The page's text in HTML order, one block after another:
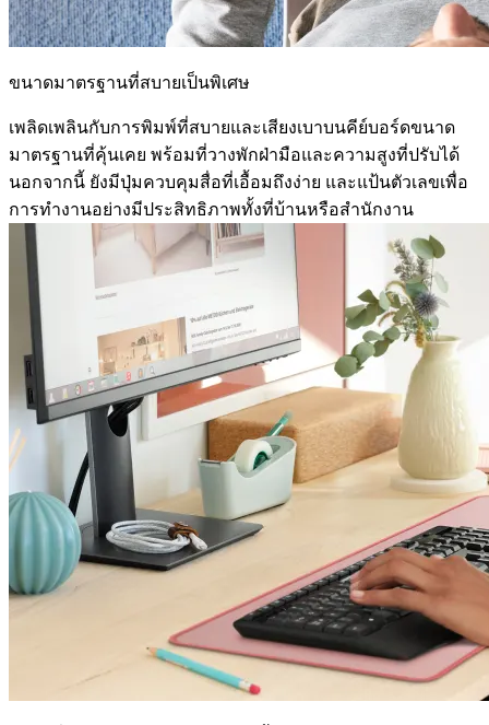
ขนาดมาตรฐานที่สบายเป็นพิเศษ
เพลิดเพลินกับการพิมพ์ที่สบายและเสียงเบาบนคีย์บอร์ดขนาด
มาตรฐานที่คุ้นเคย พร้อมที่วางพักฝ่ามือและความสูงที่ปรับได้
นอกจากนี้ ยังมีปุ่มควบคุมสื่อที่เอื้อมถึงง่าย และแป้นตัวเลขเพื่อ
การทำงานอย่างมีประสิทธิภาพทั้งที่บ้านหรือสำนักงาน